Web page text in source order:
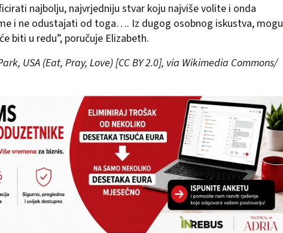
najbolju, najvrjedniju stvar koju najviše volite i onda
i ne odustajati od toga…. Iz dugog osobnog iskustva, mogu
biti u redu”, poručuje Elizabeth.
USA (Eat, Pray, Love) [CC BY 2.0], via Wikimedia Commons/